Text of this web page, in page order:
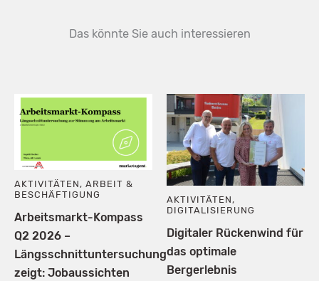
Das könnte Sie auch interessieren
AKTIVITÄTEN,ARBEIT &
BESCHÄFTIGUNG
Arbeitsmarkt-Kompass
Q2 2026 –
Längsschnittuntersuchung
zeigt: Jobaussichten
AKTIVITÄTEN ,
DIGITALISIERUNG
Digitaler Rückenwind für
das optimale
Bergerlebnis